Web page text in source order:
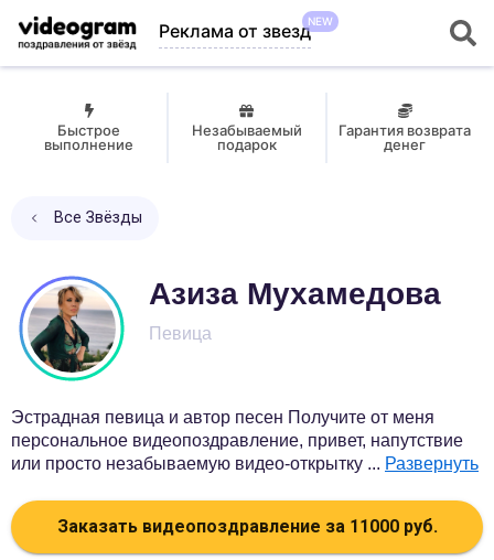
Реклама от звездNEW
Быстрое
выполнение
Незабываемый
подарок
Гарантия возврата
денег
Все Звёзды
Азиза Мухамедова
Певица
Эстрадная певица и автор песен Получите от меня
персональное видеопоздравление, привет, напутствие
или просто незабываемую видео-открытку ... Развернуть
Заказать видеопоздравление за 11000руб.